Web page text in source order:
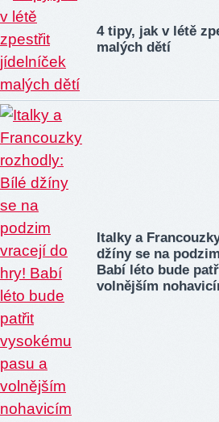
4 tipy, jak v létě
malých dětí
Italky a
džíny se na
Babí léto bude
volnějším